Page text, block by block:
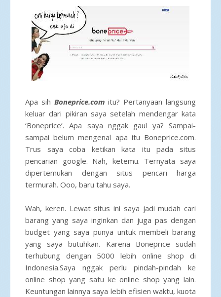
Apa sih Boneprice.com itu? Pertanyaan langsung
keluar dari pikiran saya setelah mendengar kata
‘Boneprice’. Apa saya nggak gaul ya? Sampai-
sampai belum mengenal apa itu Boneprice.com.
Trus saya coba ketikan kata itu pada situs
pencarian google. Nah, ketemu. Ternyata saya
dipertemukan dengan situs pencari harga
termurah. Ooo, baru tahu saya.
Wah, keren. Lewat situs ini saya jadi mudah cari
barang yang saya inginkan dan juga pas dengan
budget yang saya punya untuk membeli barang
yang saya butuhkan. Karena Boneprice sudah
terhubung dengan 5000 lebih online shop di
Indonesia.Saya nggak perlu pindah-pindah ke
online shop yang satu ke online shop yang lain.
Keuntungan lainnya saya lebih efisien waktu, kuota